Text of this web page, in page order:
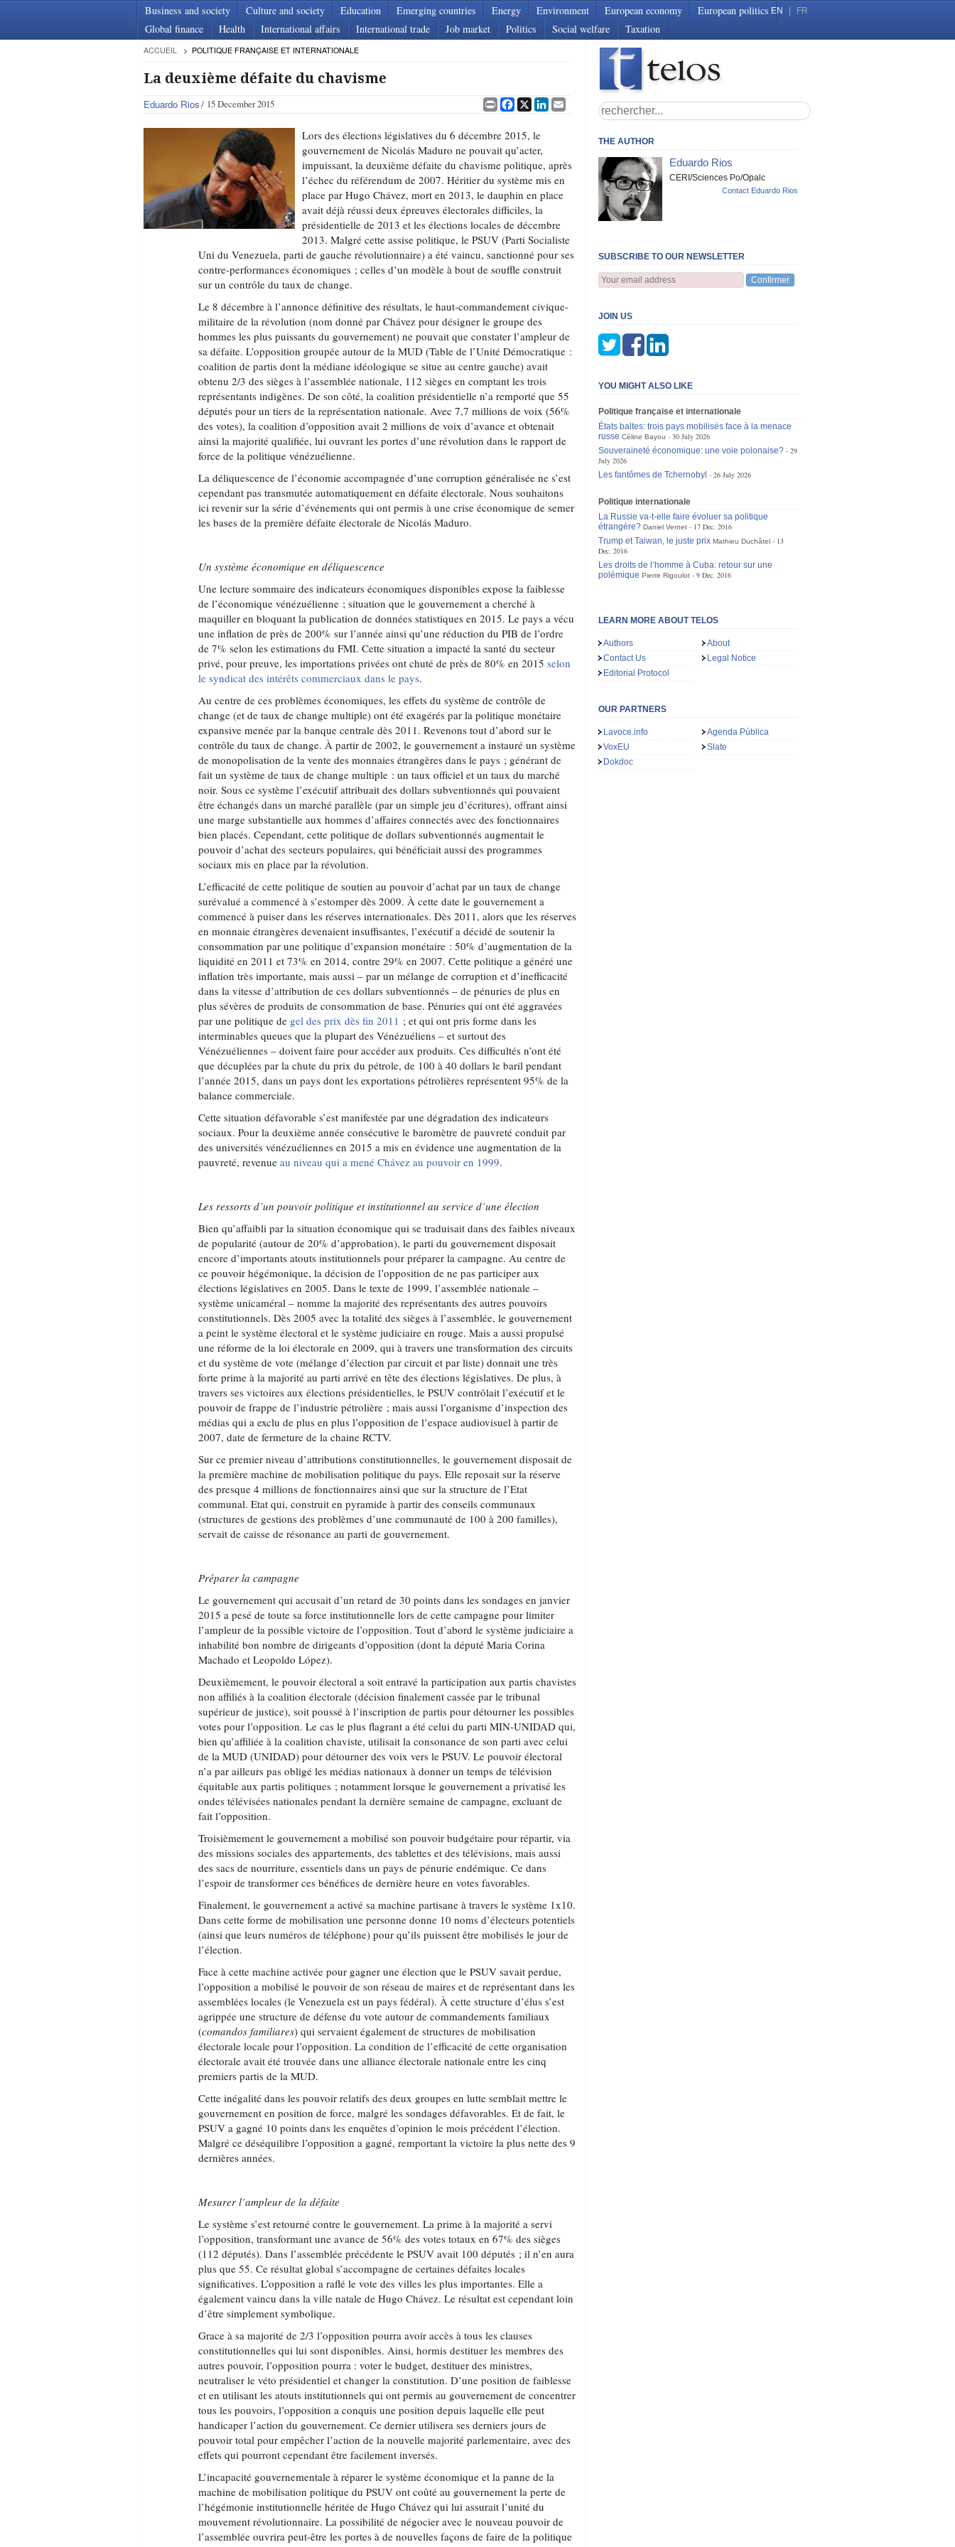
Business and society Culture and society Education Emerging countries Energy Environment European economy
European politics
Global finance
Health International affairs International trade Job market Politics Social welfare Taxation
EN FR
ACCUEIL POLITIQUE FRANÇAISE ET INTERNATIONALE
La deuxième défaite du chavisme
Eduardo Rios 15 December 2015 PrintFacebook
X LinkedIn
Email
Lors des élections législatives du 6 décembre 2015, le
gouvernement de Nicolás Maduro ne pouvait qu’acter,
impuissant, la deuxième défaite du chavisme politique, après
l’échec du référendum de 2007. Héritier du système mis en
place par Hugo Chávez, mort en 2013, le dauphin en place
avait déjà réussi deux épreuves électorales difficiles, la
présidentielle de 2013 et les élections locales de décembre
2013. Malgré cette assise politique, le PSUV (Parti Socialiste
Uni du Venezuela, parti de gauche révolutionnaire) a été vaincu, sanctionné pour ses
contre-performances économiques ; celles d’un modèle à bout de souffle construit
sur un contrôle du taux de change.
Le 8 décembre à l’annonce définitive des résultats, le haut-commandement civique-
militaire de la révolution (nom donné par Chávez pour désigner le groupe des
hommes les plus puissants du gouvernement) ne pouvait que constater l’ampleur de
sa défaite. L’opposition groupée autour de la MUD (Table de l’Unité Démocratique :
coalition de partis dont la médiane idéologique se situe au centre gauche) avait
obtenu 2/3 des sièges à l’assemblée nationale, 112 sièges en comptant les trois
représentants indigènes. De son côté, la coalition présidentielle n’a remporté que 55
députés pour un tiers de la représentation nationale. Avec 7,7 millions de voix (56%
des votes), la coalition d’opposition avait 2 millions de voix d’avance et obtenait
ainsi la majorité qualifiée, lui ouvrant les portes d’une révolution dans le rapport de
force de la politique vénézuélienne.
La déliquescence de l’économie accompagnée d’une corruption généralisée ne s’est
cependant pas transmutée automatiquement en défaite électorale. Nous souhaitons
ici revenir sur la série d’événements qui ont permis à une crise économique de semer
les bases de la première défaite électorale de Nicolás Maduro.
Un système économique en déliquescence
Une lecture sommaire des indicateurs économiques disponibles expose la faiblesse
de l’économique vénézuélienne ; situation que le gouvernement a cherché à
maquiller en bloquant la publication de données statistiques en 2015. Le pays a vécu
une inflation de près de 200% sur l’année ainsi qu’une réduction du PIB de l’ordre
de 7% selon les estimations du FMI. Cette situation a impacté la santé du secteur
privé, pour preuve, les importations privées ont chuté de près de 80% en 2015selon
le syndicat des intérêts commerciaux dans le pays.
Au centre de ces problèmes économiques, les effets du système de contrôle de
change (et de taux de change multiple) ont été exagérés par la politique monétaire
expansive menée par la banque centrale dès 2011. Revenons tout d’abord sur le
contrôle du taux de change. À partir de 2002, le gouvernement a instauré un système
de monopolisation de la vente des monnaies étrangères dans le pays ; générant de
fait un système de taux de change multiple : un taux officiel et un taux du marché
noir. Sous ce système l’exécutif attribuait des dollars subventionnés qui pouvaient
être échangés dans un marché parallèle (par un simple jeu d’écritures), offrant ainsi
une marge substantielle aux hommes d’affaires connectés avec des fonctionnaires
bien placés. Cependant, cette politique de dollars subventionnés augmentait le
pouvoir d’achat des secteurs populaires, qui bénéficiait aussi des programmes
sociaux mis en place par la révolution.
L’efficacité de cette politique de soutien au pouvoir d’achat par un taux de change
surévalué a commencé à s’estomper dès 2009. À cette date le gouvernement a
commencé à puiser dans les réserves internationales. Dès 2011, alors que les réserves
en monnaie étrangères devenaient insuffisantes, l’exécutif a décidé de soutenir la
consommation par une politique d’expansion monétaire : 50% d’augmentation de la
liquidité en 2011 et 73% en 2014, contre 29% en 2007. Cette politique a généré une
inflation très importante, mais aussi – par un mélange de corruption et d’inefficacité
dans la vitesse d’attribution de ces dollars subventionnés – de pénuries de plus en
plus sévères de produits de consommation de base. Pénuries qui ont été aggravées
par une politique de gel des prix dès fin 2011 ; et qui ont pris forme dans les
interminables queues que la plupart des Vénézuéliens – et surtout des
Vénézuéliennes – doivent faire pour accéder aux produits. Ces difficultés n’ont été
que décuplées par la chute du prix du pétrole, de 100 à 40 dollars le baril pendant
l’année 2015, dans un pays dont les exportations pétrolières représentent 95% de la
balance commerciale.
Cette situation défavorable s’est manifestée par une dégradation des indicateurs
sociaux. Pour la deuxième année consécutive le baromètre de pauvreté conduit par
des universités vénézuéliennes en 2015 a mis en évidence une augmentation de la
pauvreté, revenueau niveau qui a mené Chávez au pouvoir en 1999.
Les ressorts d’un pouvoir politique et institutionnel au service d’une élection
Bien qu’affaibli par la situation économique qui se traduisait dans des faibles niveaux
de popularité (autour de 20% d’approbation), le parti du gouvernement disposait
encore d’importants atouts institutionnels pour préparer la campagne. Au centre de
ce pouvoir hégémonique, la décision de l’opposition de ne pas participer aux
élections législatives en 2005. Dans le texte de 1999, l’assemblée nationale –
système unicaméral – nomme la majorité des représentants des autres pouvoirs
constitutionnels. Dès 2005 avec la totalité des sièges à l’assemblée, le gouvernement
a peint le système électoral et le système judiciaire en rouge. Mais a aussi propulsé
une réforme de la loi électorale en 2009, qui à travers une transformation des circuits
et du système de vote (mélange d’élection par circuit et par liste) donnait une très
forte prime à la majorité au parti arrivé en tête des élections législatives. De plus, à
travers ses victoires aux élections présidentielles, le PSUV contrôlait l’exécutif et le
pouvoir de frappe de l’industrie pétrolière ; mais aussi l’organisme d’inspection des
médias qui a exclu de plus en plus l’opposition de l’espace audiovisuel à partir de
2007, date de fermeture de la chaine RCTV.
Sur ce premier niveau d’attributions constitutionnelles, le gouvernement disposait de
la première machine de mobilisation politique du pays. Elle reposait sur la réserve
des presque 4 millions de fonctionnaires ainsi que sur la structure de l’Etat
communal. Etat qui, construit en pyramide à partir des conseils communaux
(structures de gestions des problèmes d’une communauté de 100 à 200 familles),
servait de caisse de résonance au parti de gouvernement.
Préparer la campagne
Le gouvernement qui accusait d’un retard de 30 points dans les sondages en janvier
2015 a pesé de toute sa force institutionnelle lors de cette campagne pour limiter
l’ampleur de la possible victoire de l’opposition. Tout d’abord le système judiciaire a
inhabilité bon nombre de dirigeants d’opposition (dont la député Maria Corina
Machado et Leopoldo López).
Deuxièmement, le pouvoir électoral a soit entravé la participation aux partis chavistes
non affiliés à la coalition électorale (décision finalement cassée par le tribunal
supérieur de justice), soit poussé à l’inscription de partis pour détourner les possibles
votes pour l’opposition. Le cas le plus flagrant a été celui du parti MIN-UNIDAD qui,
bien qu’affiliée à la coalition chaviste, utilisait la consonance de son parti avec celui
de la MUD (UNIDAD) pour détourner des voix vers le PSUV. Le pouvoir électoral
n’a par ailleurs pas obligé les médias nationaux à donner un temps de télévision
équitable aux partis politiques ; notamment lorsque le gouvernement a privatisé les
ondes télévisées nationales pendant la dernière semaine de campagne, excluant de
fait l’opposition.
Troisièmement le gouvernement a mobilisé son pouvoir budgétaire pour répartir, via
des missions sociales des appartements, des tablettes et des télévisions, mais aussi
des sacs de nourriture, essentiels dans un pays de pénurie endémique. Ce dans
l’espoir de transformer ces bénéfices de dernière heure en votes favorables.
Finalement, le gouvernement a activé sa machine partisane à travers le système 1x10.
Dans cette forme de mobilisation une personne donne 10 noms d’électeurs potentiels
(ainsi que leurs numéros de téléphone) pour qu’ils puissent être mobilisés le jour de
l’élection.
Face à cette machine activée pour gagner une élection que le PSUV savait perdue,
l’opposition a mobilisé le pouvoir de son réseau de maires et de représentant dans les
assemblées locales (le Venezuela est un pays fédéral). À cette structure d’élus s’est
agrippée une structure de défense du vote autour de commandements familiaux
(comandos familiares) qui servaient également de structures de mobilisation
électorale locale pour l’opposition. La condition de l’efficacité de cette organisation
électorale avait été trouvée dans une alliance électorale nationale entre les cinq
premiers partis de la MUD.
Cette inégalité dans les pouvoir relatifs des deux groupes en lutte semblait mettre le
gouvernement en position de force, malgré les sondages défavorables. Et de fait, le
PSUV a gagné 10 points dans les enquêtes d’opinion le mois précédent l’élection.
Malgré ce déséquilibre l’opposition a gagné, remportant la victoire la plus nette des 9
dernières années.
Mesurer l’ampleur de la défaite
Le système s’est retourné contre le gouvernement. La prime à la majorité a servi
l’opposition, transformant une avance de 56% des votes totaux en 67% des sièges
(112 députés). Dans l’assemblée précédente le PSUV avait 100 députés ; il n’en aura
plus que 55. Ce résultat global s’accompagne de certaines défaites locales
significatives. L’opposition a raflé le vote des villes les plus importantes. Elle a
également vaincu dans la ville natale de Hugo Chávez. Le résultat est cependant loin
d’être simplement symbolique.
Grace à sa majorité de 2/3 l’opposition pourra avoir accès à tous les clauses
constitutionnelles qui lui sont disponibles. Ainsi, hormis destituer les membres des
autres pouvoir, l’opposition pourra : voter le budget, destituer des ministres,
neutraliser le véto présidentiel et changer la constitution. D’une position de faiblesse
et en utilisant les atouts institutionnels qui ont permis au gouvernement de concentrer
tous les pouvoirs, l’opposition a conquis une position depuis laquelle elle peut
handicaper l’action du gouvernement. Ce dernier utilisera ses derniers jours de
pouvoir total pour empêcher l’action de la nouvelle majorité parlementaire, avec des
effets qui pourront cependant être facilement inversés.
L’incapacité gouvernementale à réparer le système économique et la panne de la
machine de mobilisation politique du PSUV ont coûté au gouvernement la perte de
l’hégémonie institutionnelle héritée de Hugo Chávez qui lui assurait l’unité du
mouvement révolutionnaire. La possibilité de négocier avec le nouveau pouvoir de
l’assemblée ouvrira peut-être les portes à de nouvelles façons de faire de la politique
THE AUTHOR
Eduardo Rios
CERI/Sciences Po/Opalc
Contact Eduardo Rios
SUBSCRIBE TO OUR NEWSLETTER
Confirmer
JOIN US
YOU MIGHT ALSO LIKE
Politique française et internationale
États baltes: trois pays mobilisés face à la menace
russe Céline Bayou
30 July 2026
Souveraineté économique: une voie polonaise?
29
July 2026
Les fantômes de Tchernobyl
26 July 2026
Politique internationale
La Russie va-t-elle faire évoluer sa politique
étrangère? Daniel Vernet
17 Dec. 2016
Trump et Taiwan, le juste prix Mathieu Duchâtel
13
Dec. 2016
Les droits de l’homme à Cuba: retour sur une
polémique Pierre Rigoulot 9 Dec. 2016
LEARN MORE ABOUT TELOS
Authors
About
Contact Us
Legal Notice
Editorial Protocol
OUR PARTNERS
Lavoce.info
Agenda Pública
VoxEU
Slate
Dokdoc